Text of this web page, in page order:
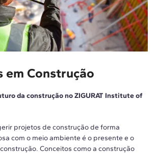
em Construção
da construção no ZIGURAT Institute of
projetos de construção de forma
com o meio ambiente é o presente e o
Conceitos como a construção